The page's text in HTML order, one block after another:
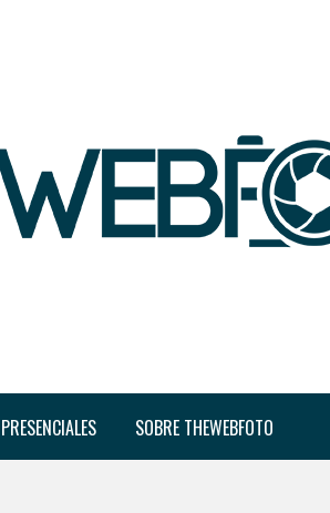
SOBRE THEWEBFOTO